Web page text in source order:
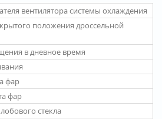
вентилятора системы охлаждения
положения дроссельной
в дневное время
фар
фар
стекла